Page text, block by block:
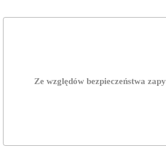
Ze względów bezpieczeństwa